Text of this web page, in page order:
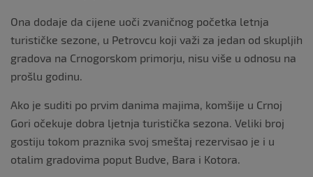
Ona dodaje da cijene uoči zvaničnog početka letnja
turističke sezone, u Petrovcu koji važi za jedan od skupljih
gradova na Crnogorskom primorju, nisu više u odnosu na
prošlu godinu.
Ako je suditi po prvim danima majima, komšije u Crnoj
Gori očekuje dobra ljetnja turistička sezona. Veliki broj
gostiju tokom praznika svoj smeštaj rezervisao je i u
otalim gradovima poput Budve, Bara i Kotora.